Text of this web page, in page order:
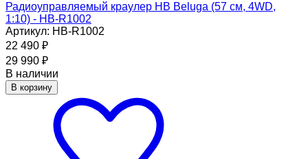
Радиоуправляемый краулер HB Beluga (57 см, 4WD,
1:10) - HB-R1002
Артикул: HB-R1002
22 490 ₽
29 990 ₽
В наличии
В корзину